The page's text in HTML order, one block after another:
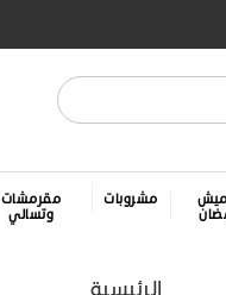
مشروبات
مقرمشات
وتسالي
الرئيسية